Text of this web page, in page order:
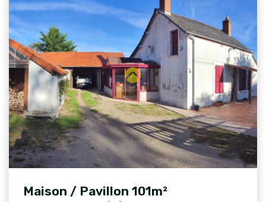
Maison / Pavillon 101m²